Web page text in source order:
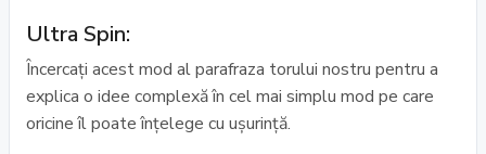
Ultra Spin:
Încercați acest mod al parafraza torului nostru pentru a
explica o idee complexă în cel mai simplu mod pe care
oricine îl poate înțelege cu ușurință.